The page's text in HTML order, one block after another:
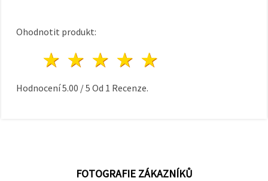
Ohodnotit produkt:
4 hvězdy
3 hvězdy
2 hvězdy
1 hvězda
Hodnocení5.00 /5 Od 1 Recenze.
FOTOGRAFIE ZÁKAZNÍKŮ